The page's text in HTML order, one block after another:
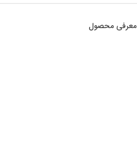
معرفی محصول